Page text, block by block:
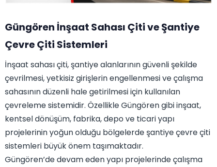
Güngören İnşaat Sahası Çiti ve Şantiye
Çevre Çiti Sistemleri
İnşaat sahası çiti, şantiye alanlarının güvenli şekilde
çevrilmesi, yetkisiz girişlerin engellenmesi ve çalışma
sahasının düzenli hale getirilmesi için kullanılan
çevreleme sistemidir. Özellikle Güngören gibi inşaat,
kentsel dönüşüm, fabrika, depo ve ticari yapı
projelerinin yoğun olduğu bölgelerde şantiye çevre çiti
sistemleri büyük önem taşımaktadır.
Güngören’de devam eden yapı projelerinde çalışma